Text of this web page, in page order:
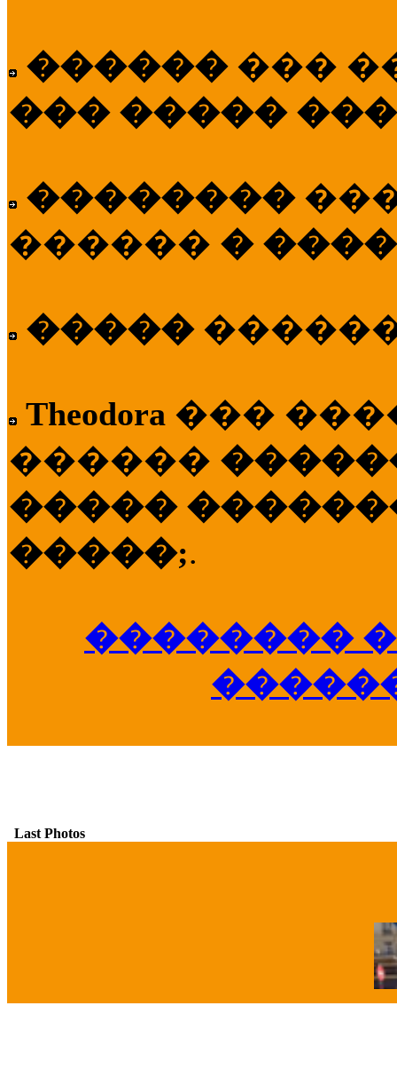
������ ���
��� �����
��������
������ �
�����
Theodora ���
������
�����
�����;.
��������
Last Photos